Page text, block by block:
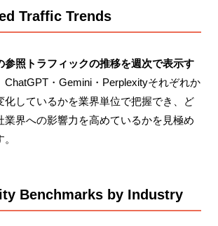
Traffic Trends
参照トラフィックの推移を週次で表示す
ChatGPT・Gemini・Perplexityそれぞれか
化しているかを業界単位で把握でき、ど
業界への影響力を高めているかを見極め
Benchmarks by Industry